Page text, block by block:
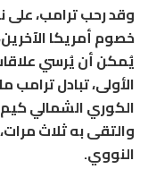
وقد رحب ترامب، على
خصوم أمريكا
يُمكن أن يُرسي علاقات
الأولى، تبادل ترامب
الكوري الشمالي
والتقى به ثلاث
النووي.